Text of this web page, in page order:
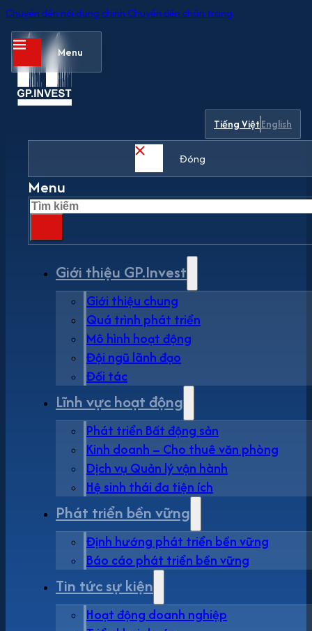
Chuyển đến nội dung chính Chuyển đến chân trang
Menu
Tiếng ViệtEnglish
Đóng
Menu
Tìm
kiếm
Giới thiệu GP.Invest
Giới thiệu chung
Quá trình phát triển
Mô hình hoạt động
Đội ngũ lãnh đạo
Đối tác
Lĩnh vực hoạt động
Phát triển Bất động sản
Kinh doanh – Cho thuê văn phòng
Dịch vụ Quản lý vận hành
Hệ sinh thái đa tiện ích
Phát triển bền vững
Định hướng phát triển bền vững
Báo cáo phát triển bền vững
Tin tức sự kiện
Hoạt động doanh nghiệp